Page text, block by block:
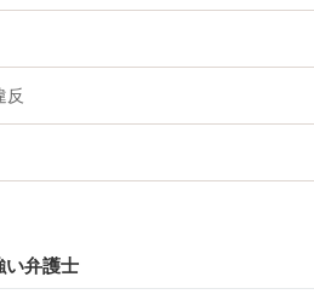
反
い弁護士